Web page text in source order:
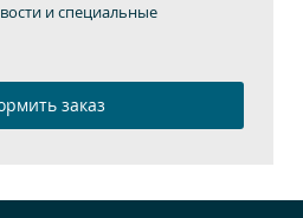
и специальные